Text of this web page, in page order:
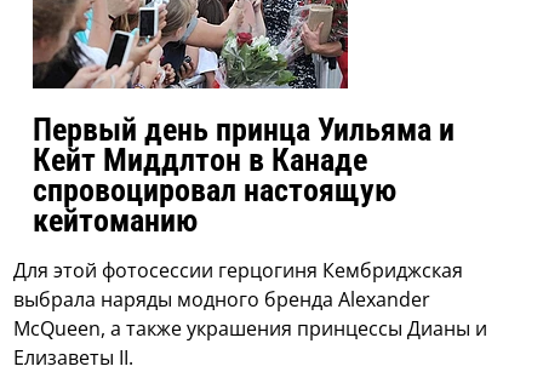
Первый день принца Уильяма и
Кейт Миддлтон в Канаде
спровоцировал настоящую
кейтоманию
Для этой фотосессии герцогиня Кембриджская
выбрала наряды модного бренда Alexander
McQueen, а также украшения принцессы Дианы и
Елизаветы II.